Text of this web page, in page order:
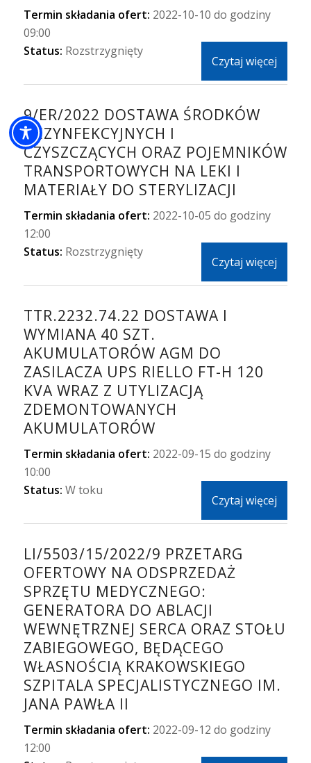
Termin składania ofert: 2022-10-10 do godziny
09:00
Status: Rozstrzygnięty
Czytaj więcej
9/ER/2022 DOSTAWA ŚRODKÓW
DEZYNFEKCYJNYCH I
CZYSZCZĄCYCH ORAZ POJEMNIKÓW
TRANSPORTOWYCH NA LEKI I
MATERIAŁY DO STERYLIZACJI
Termin składania ofert: 2022-10-05 do godziny
12:00
Status: Rozstrzygnięty
Czytaj więcej
TTR.2232.74.22 DOSTAWA I
WYMIANA 40 SZT.
AKUMULATORÓW AGM DO
ZASILACZA UPS RIELLO FT-H 120
KVA WRAZ Z UTYLIZACJĄ
ZDEMONTOWANYCH
AKUMULATORÓW
Termin składania ofert: 2022-09-15 do godziny
10:00
Status: W toku
Czytaj więcej
LI/5503/15/2022/9 PRZETARG
OFERTOWY NA ODSPRZEDAŻ
SPRZĘTU MEDYCZNEGO:
GENERATORA DO ABLACJI
WEWNĘTRZNEJ SERCA ORAZ STOŁU
ZABIEGOWEGO, BĘDĄCEGO
WŁASNOŚCIĄ KRAKOWSKIEGO
SZPITALA SPECJALISTYCZNEGO IM.
JANA PAWŁA II
Termin składania ofert: 2022-09-12 do godziny
12:00